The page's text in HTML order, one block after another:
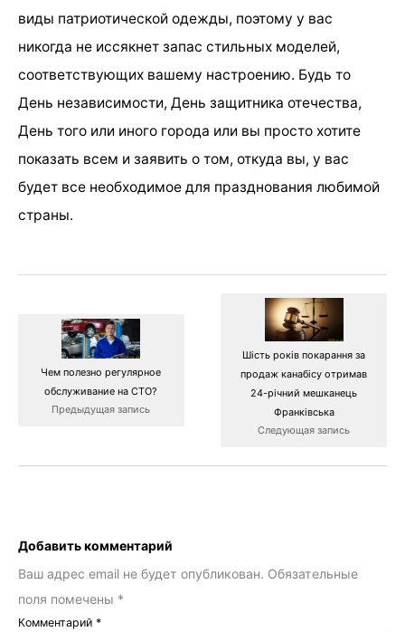
виды патриотической одежды, поэтому у вас
никогда не иссякнет запас стильных моделей,
соответствующих вашему настроению. Будь то
День независимости, День защитника отечества,
День того или иного города или вы просто хотите
показать всем и заявить о том, откуда вы, у вас
будет все необходимое для празднования любимой
страны.
Чем полезно регулярное
обслуживание на СТО?
Предыдущая запись
Шість років покарання за
продаж канабісу отримав
24-річний мешканець
Франківська
Следующая запись
Добавить комментарий
Ваш адрес email не будет опубликован. Обязательные
поля помечены *
Комментарий *